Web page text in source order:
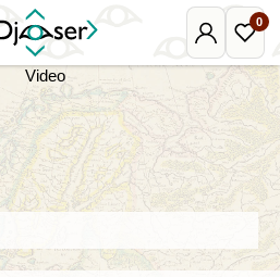
Mijn
Djoser
0